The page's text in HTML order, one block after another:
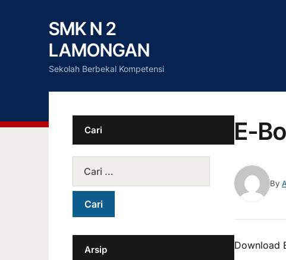
SMK N 2
LAMONGAN
Sekolah Berbekal Kompetensi
E-
By
Download
Cari
Arsip